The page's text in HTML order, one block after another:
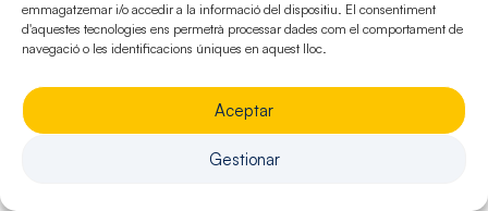
emmagatzemar i/o accedir a la informació del dispositiu. El consentiment
d'aquestes tecnologies ens permetrà processar dades com el comportament de
navegació o les identificacions úniques en aquest lloc.
Aceptar
Gestionar
Fiscalidad e
IVA
aplicable